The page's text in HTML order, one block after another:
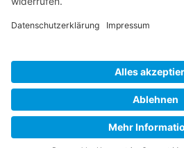
Designed byElegant